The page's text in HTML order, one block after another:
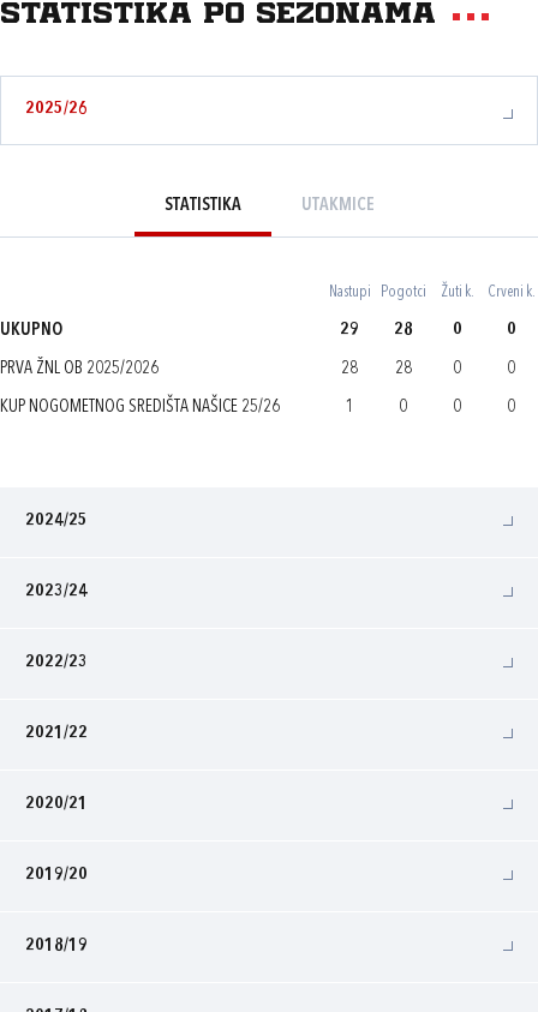
Statistika po sezonama
2025/26
STATISTIKA UTAKMICE
Nastupi Pogotci Žuti k. Crveni k.
UKUPNO 29 28 0 0
PRVA ŽNL OB 2025/2026 28 28 0 0
KUP NOGOMETNOG SREDIŠTA NAŠICE 25/26 1 0 0 0
2024/25
2023/24
2022/23
2021/22
2020/21
2019/20
2018/19